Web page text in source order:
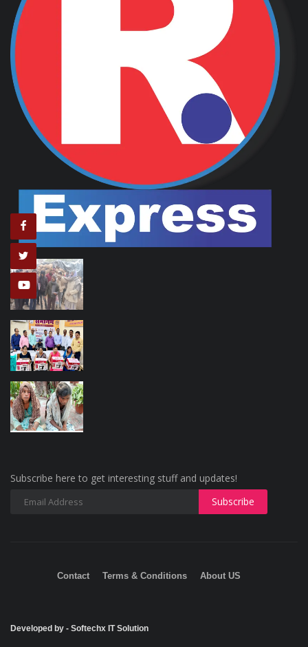
Subscribe here to get interesting stuff and updates!
Contact Terms & Conditions About US
Developed by - Softechx IT Solution